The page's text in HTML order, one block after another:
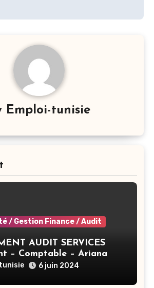
Emploi-tunisie
/ Gestion Finance / Audit
AUDIT SERVICES
– Comptable – Ariana
6 juin 2024